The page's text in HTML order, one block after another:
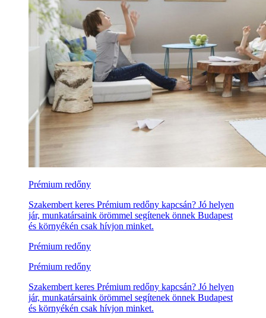
Prémium redőny
Szakembert keres Prémium redőny kapcsán? Jó helyen
jár, munkatársaink örömmel segítenek önnek Budapest
és környékén csak hívjon minket.
Prémium redőny
Prémium redőny
Szakembert keres Prémium redőny kapcsán? Jó helyen
jár, munkatársaink örömmel segítenek önnek Budapest
és környékén csak hívjon minket.